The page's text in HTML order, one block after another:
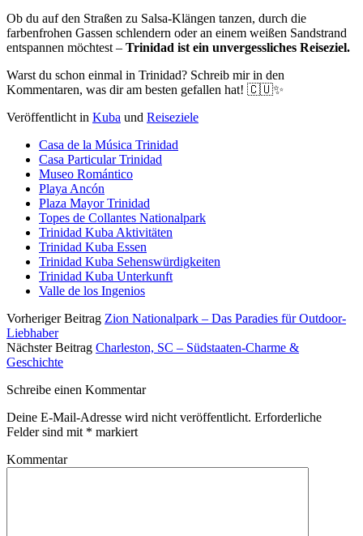
Ob du auf den Straßen zu Salsa-Klängen tanzen, durch die
farbenfrohen Gassen schlendern oder an einem weißen Sandstrand
entspannen möchtest – Trinidad ist ein unvergessliches Reiseziel.
Warst du schon einmal in Trinidad? Schreib mir in den
Kommentaren, was dir am besten gefallen hat! 🇨🇺✨
Veröffentlicht in Kuba und Reiseziele
Casa de la Música Trinidad
Casa Particular Trinidad
Museo Romántico
Playa Ancón
Plaza Mayor Trinidad
Topes de Collantes Nationalpark
Trinidad Kuba Aktivitäten
Trinidad Kuba Essen
Trinidad Kuba Sehenswürdigkeiten
Trinidad Kuba Unterkunft
Valle de los Ingenios
Vorheriger Beitrag Zion Nationalpark – Das Paradies für Outdoor-
Liebhaber
Nächster Beitrag Charleston, SC – Südstaaten-Charme &
Geschichte
Schreibe einen Kommentar
Deine E-Mail-Adresse wird nicht veröffentlicht. Erforderliche
Felder sind mit * markiert
Kommentar